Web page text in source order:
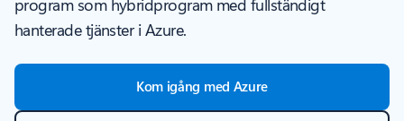
program som hybridprogram med fullständigt
hanterade tjänster i Azure.
Kom igång med Azure